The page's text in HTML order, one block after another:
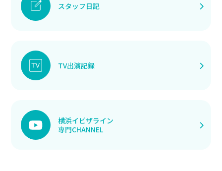
スタッフ日記
TV出演記録
横浜イビザライン
専門CHANNEL